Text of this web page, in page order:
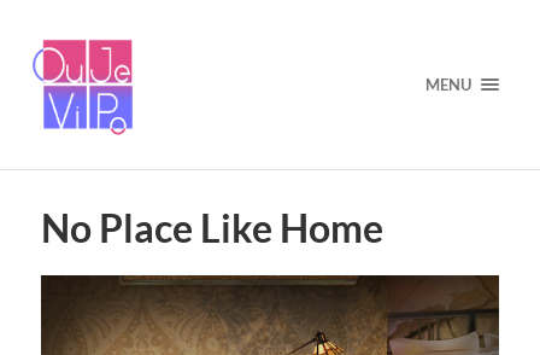
MENU
No Place Like Home